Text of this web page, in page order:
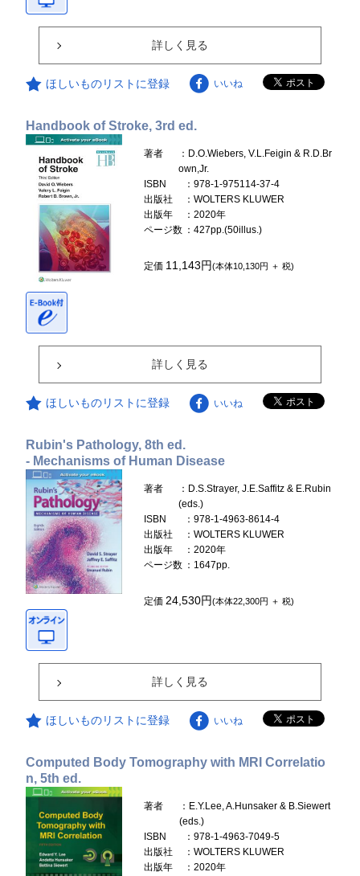
詳しく見る
ほしいものリストに登録 いいね
Handbook of Stroke, 3rd ed.
著者
：D.O.Wiebers, V.L.Feigin & R.D.Br
own,Jr.
ISBN
：978-1-975114-37-4
出版社
：WOLTERS KLUWER
出版年
：2020年
ページ数 ：427pp.(50illus.)
定価 11,143円(本体10,130円 ＋ 税)
詳しく見る
ほしいものリストに登録 いいね
Rubin's Pathology, 8th ed.
- Mechanisms of Human Disease
著者
：D.S.Strayer, J.E.Saffitz & E.Rubin
(eds.)
ISBN
：978-1-4963-8614-4
出版社
：WOLTERS KLUWER
出版年
：2020年
ページ数 ：1647pp.
定価24,530円(本体22,300円 ＋ 税)
詳しく見る
ほしいものリストに登録 いいね
Computed Body Tomography with MRI Correlatio
n, 5th ed.
著者
：E.Y.Lee, A.Hunsaker & B.Siewert
(eds.)
ISBN
：978-1-4963-7049-5
出版社
：WOLTERS KLUWER
出版年
：2020年